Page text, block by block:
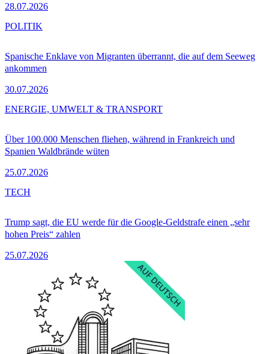
28.07.2026
Spanische Enklave von Migranten überrannt, die auf dem Seeweg
ankommen
30.07.2026
POLITIK
Über 100.000 Menschen fliehen, während in Frankreich und
Spanien Waldbrände wüten
25.07.2026
ENERGIE, UMWELT & TRANSPORT
Trump sagt, die EU werde für die Google-Geldstrafe einen „sehr
hohen Preis“ zahlen
25.07.2026
TECH